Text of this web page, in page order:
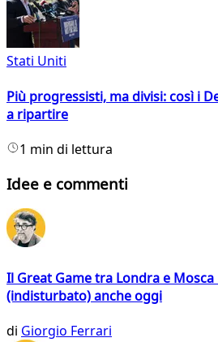
Stati Uniti
Più progressisti, ma divisi: così i
a ripartire
1 min di lettura
Idee e commenti
Il Great Game tra Londra e
(indisturbato) anche oggi
di Giorgio Ferrari